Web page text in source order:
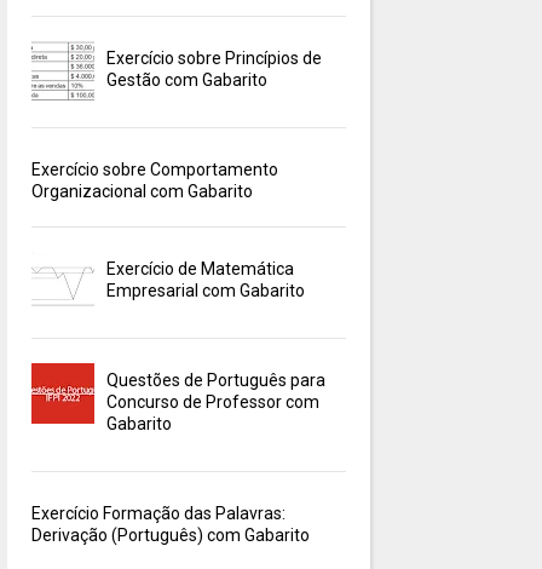
Exercício sobre Princípios de
Gestão com Gabarito
Exercício sobre Comportamento
Organizacional com Gabarito
Exercício de Matemática
Empresarial com Gabarito
Questões de Português para
Concurso de Professor com
Gabarito
Exercício Formação das Palavras:
Derivação (Português) com Gabarito